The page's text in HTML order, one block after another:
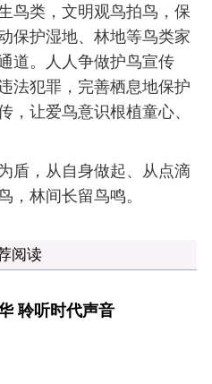
鸟类，文明观鸟拍鸟，保
保护湿地、林地等鸟类家
道。人人争做护鸟宣传
法犯罪，完善栖息地保护
，让爱鸟意识根植童心、
，从自身做起、从点滴
，林间长留鸟鸣。
阅读
聆听时代声音